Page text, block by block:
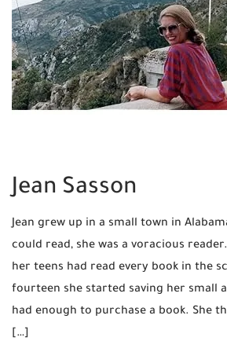
Jean Sasson
Jean grew up in a small town in
could read, she was a voracious
her teens had read every book in the
fourteen she started saving her small
had enough to purchase a book. She
[…]